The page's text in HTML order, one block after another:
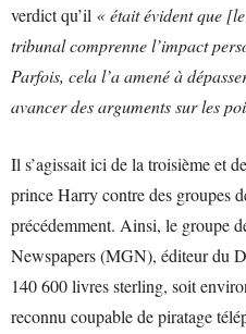
verdict qu’il « était évident que
tribunal comprenne l’impact
Parfois, cela l’a amené à
avancer des arguments sur les
Il s’agissait ici de la troisième et
prince Harry contre des groupes
précédemment. Ainsi, le groupe
Newspapers (MGN), éditeur du
140 600 livres sterling, soit
reconnu coupable de piratage